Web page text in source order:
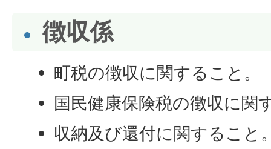
徴収係
町税の徴収に関すること。
国民健康保険税の徴収に関
収納及び還付に関すること